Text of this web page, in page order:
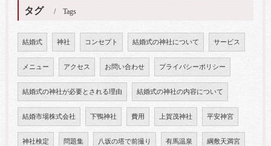
タグ Tags
結婚式 神社 コンセプト 結婚式の神社について サービス
メニュー アクセス お問い合わせ プライバシーポリシー
結婚式の神社が必要とされる理由 結婚式の神社の内容について
結婚市場株式会社 下鴨神社 費用 上賀茂神社 平安神宮
神社検定 問題集 八坂の塔で前撮り 有馬温泉 綱敷天満宮